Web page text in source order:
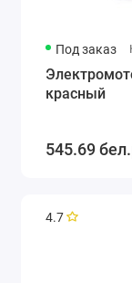
Под заказ
красный
545.69
4.7